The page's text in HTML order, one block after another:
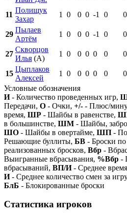
11
Полищук
Захар
1 0 0 0 -1 0 0
29
Пылаев
Артём
1 0 0 0 -1 0 0
27
Скворцов
Илья (А)
1 0 0 0 0 0 0
15
Цыплаков
Алексей
1 0 0 0 0 0 0
Условные обозначения
И- Количество проведенных игр,
Передачи, О - Очки, +/- - Плюс/
время, ШР - Шайбы в равенстве,
в большинстве, ШМ - Шайбы,
ШО - Шайбы в овертайме, ШП -
Решающие буллиты, БВ - Броски
реализованных бросков, Вбр -
Выигранные вбрасывания, %Вбр -
вбрасываний, ВП/И- Среднее
И- Среднее количество смен за
БлБ - Блокированные броски
Статистика игроков